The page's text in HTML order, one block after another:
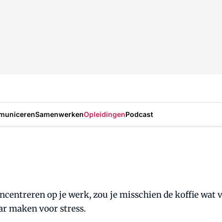
SamenwerkenOpleidingenPodcast
op je werk, zou je misschien de koffie wat
maken voor stress.